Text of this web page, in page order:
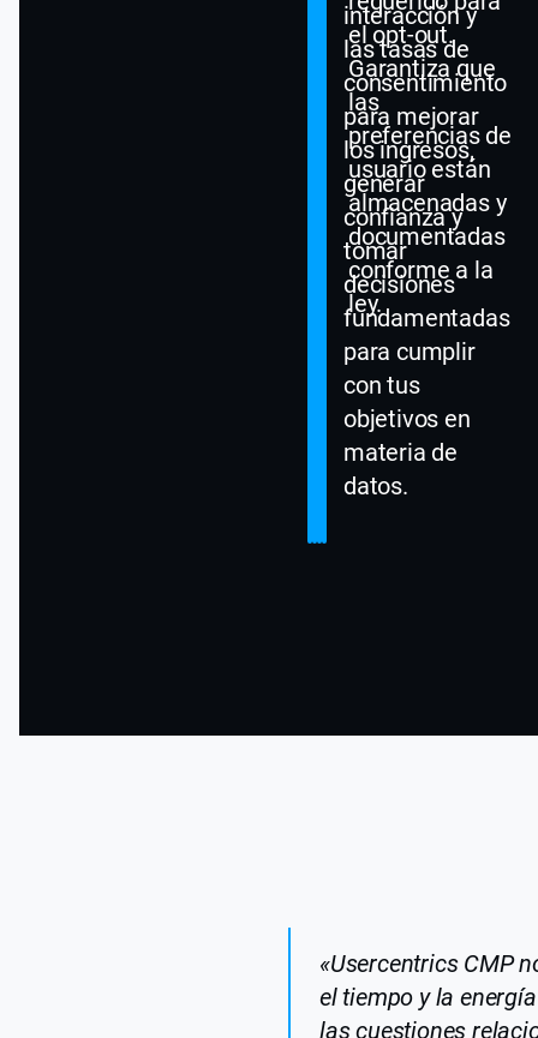
interacción y
las tasas de
consentimiento
para mejorar
los ingresos,
generar
confianza y
tomar
decisiones
fundamentadas
para cumplir
con tus
objetivos en
materia de
datos.
el opt-out.
Garantiza que
las
preferencias de
usuario están
almacenadas y
documentadas
conforme a la
ley.
«Usercentrics CMP
el tiempo y la
las cuestiones